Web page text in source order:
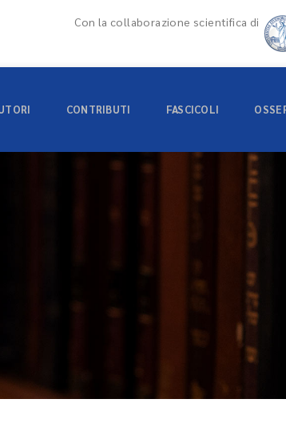
Con la collaborazione scientifica di
CONTRIBUTI FASCICOLI